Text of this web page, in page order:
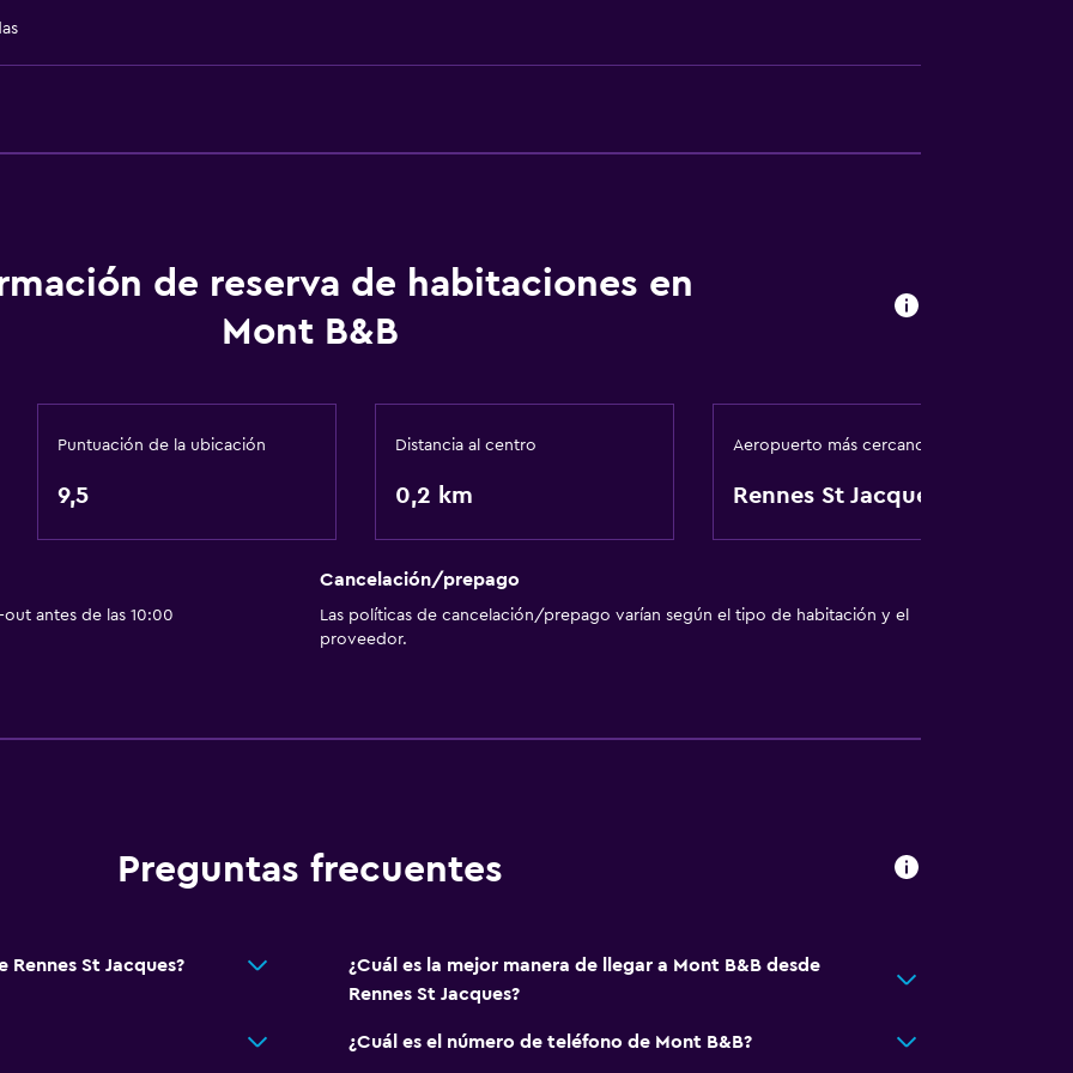
Hipoalergénico
Plantas superiores accesibles por escaleras
Habitación
Camas extralargas (+2 m)
Sistema de entretenimiento
Salud y seguridad
de reserva de habitaciones en
Mont B&B
Puntuación de la ubicación
9,5
Distancia al centro
0,2 km
Aeropuerto más cercano
Rennes St Jacques
antes de las 10:00
Cancelación/prepago
Las políticas de cancelación/prepago varían según el tipo de habitación y el
proveedor.
Preguntas frecuentes
St Jacques?
¿Cuál es la mejor manera de llegar a Mont B&B desde
Rennes St Jacques?
¿Cuál es el número de teléfono de Mont B&B?